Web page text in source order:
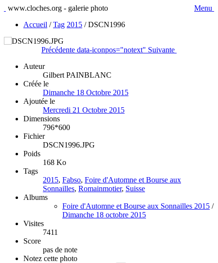
www.cloches.org - galerie photo
Menu
Accueil /Tag 2015 /DSCN1996
Précédente data-iconpos="notext" Suivante
Auteur
Gilbert PAINBLANC
Créée le
Dimanche 18 Octobre 2015
Ajoutée le
Mercredi 21 Octobre 2015
Dimensions
796*600
Fichier
DSCN1996.JPG
Poids
168 Ko
Tags
2015, Fabso, Foire d'Automne et Bourse aux
Sonnailles, Romainmotier, Suisse
Albums
Foire d'Automne et Bourse aux Sonnailles 2015 /
Dimanche 18 octobre 2015
Visites
7411
Score
pas de note
Notez cette photo